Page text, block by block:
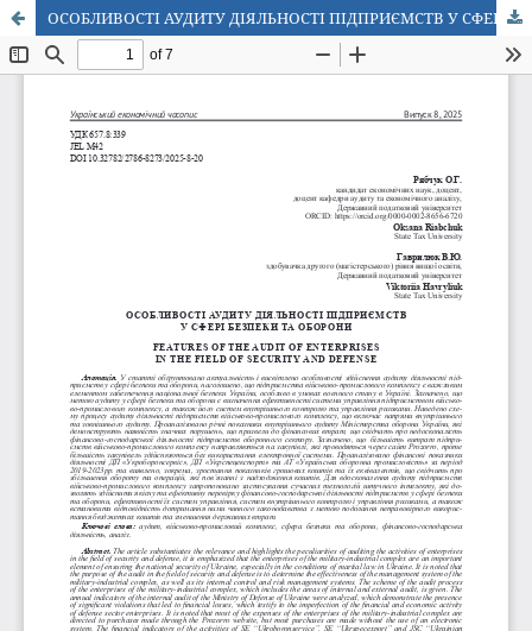
ОСОБЛИВОСТІ АУДИТУ ДІЯЛЬНОСТІ ПІДПРИЄМСТВ У СФЕРІ БЕЗПЕКИ ТА ОБОРОНИ